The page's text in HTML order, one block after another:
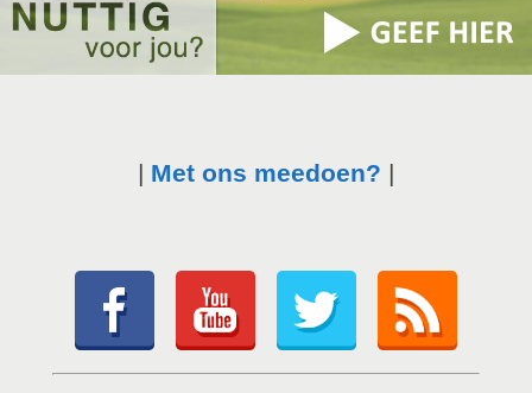
| Met ons meedoen? |